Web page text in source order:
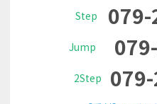
Step
Jump
2Step